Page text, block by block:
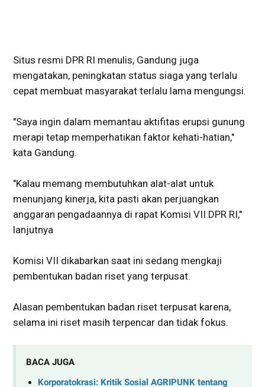
Situs resmi DPR RI menulis, Gandung juga
mengatakan, peningkatan status siaga yang terlalu
cepat membuat masyarakat terlalu lama mengungsi.
"Saya ingin dalam memantau aktifitas erupsi gunung
merapi tetap memperhatikan faktor kehati-hatian,"
kata Gandung.
"Kalau memang membutuhkan alat-alat untuk
menunjang kinerja, kita pasti akan perjuangkan
anggaran pengadaannya di rapat Komisi VII DPR RI,"
lanjutnya
Komisi VII dikabarkan saat ini sedang mengkaji
pembentukan badan riset yang terpusat.
Alasan pembentukan badan riset terpusat karena,
selama ini riset masih terpencar dan tidak fokus.
BACA JUGA
Korporatokrasi: Kritik Sosial AGRIPUNK tentang